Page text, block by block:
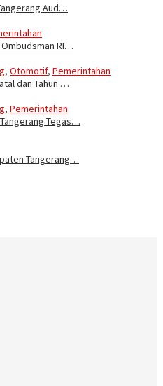
Aud…
Ombudsman RI…
, Otomotif, Pemerintahan
dan Tahun …
, Pemerintahan
Tegas…
Tangerang…